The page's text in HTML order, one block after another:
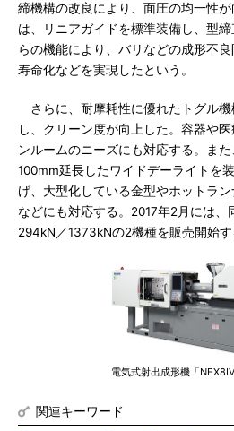
締機構の改良により、面圧の均一性
は、リニアガイドを標準装備し、型
らの機能により、バリなどの成形不
寿命化などを実現したという。
さらに、耐摩耗性に優れたトグル機
し、クリーン度が向上した。容器や
ンルームのニーズにも対応する。ま
100mm延長したワイドデーライトを
げ、大型化している金型やホットラ
などにも対応する。2017年2月には、
294kN／1373kNの2機種を販売開始す
電気式射出成形機「
関連キーワード